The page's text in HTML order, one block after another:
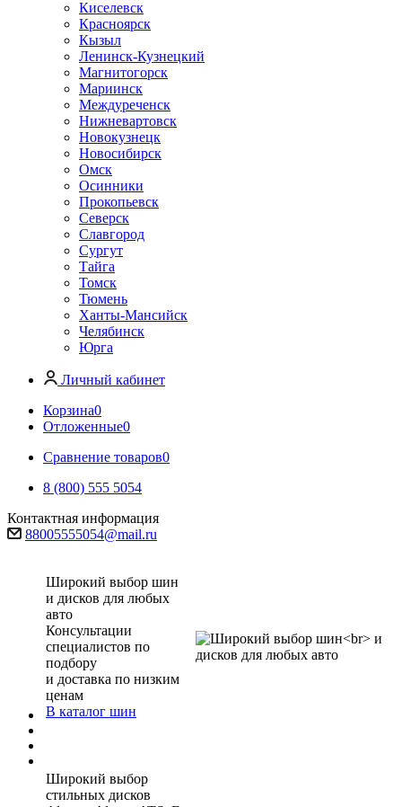
Киселевск
Красноярск
Кызыл
Ленинск-Кузнецкий
Магнитогорск
Мариинск
Междуреченск
Нижневартовск
Новокузнецк
Новосибирск
Омск
Осинники
Прокопьевск
Северск
Славгород
Сургут
Тайга
Томск
Тюмень
Ханты-Мансийск
Челябинск
Юрга
Личный кабинет
Корзина0
Отложенные0
Сравнение товаров0
8 (800) 555 5054
Контактная информация
88005555054@mail.ru
Широкий выбор шин
и дисков для любых
авто
Консультации
специалистов по
подбору
и доставка по низким
ценам
В каталог шин
Широкий выбор
стильных дисков